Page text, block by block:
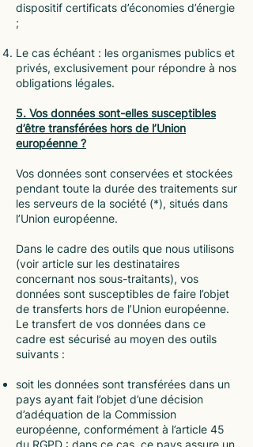
dispositif certificats d’économies d’énergie
;
Le cas échéant : les organismes publics et
privés, exclusivement pour répondre à nos
obligations légales.
5. Vos données sont-elles susceptibles
d’être transférées hors de l’Union
européenne ?
Vos données sont conservées et stockées
pendant toute la durée des traitements sur
les serveurs de la société (*), situés dans
l’Union européenne.
Dans le cadre des outils que nous utilisons
(voir article sur les destinataires
concernant nos sous-traitants), vos
données sont susceptibles de faire l’objet
de transferts hors de l’Union européenne.
Le transfert de vos données dans ce
cadre est sécurisé au moyen des outils
suivants :
soit les données sont transférées dans un
pays ayant fait l’objet d’une décision
d’adéquation de la Commission
européenne, conformément à l’article 45
du RGPD : dans ce cas, ce pays assure un